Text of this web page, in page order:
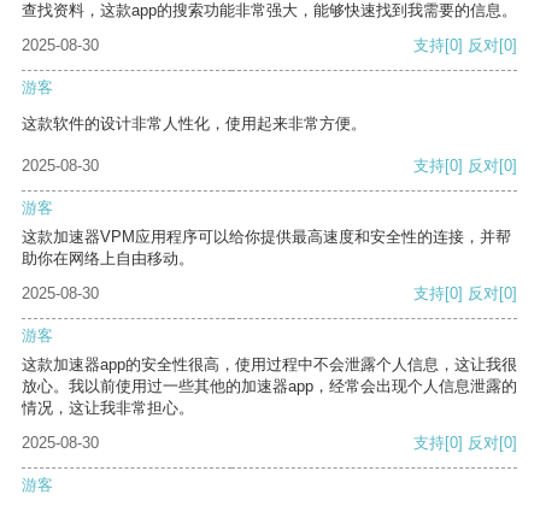
查找资料，这款app的搜索功能非常强大，能够快速找到我需要的信息。
2025-08-30
支持[0] 反对[0]
游客
这款软件的设计非常人性化，使用起来非常方便。
2025-08-30 支持[0] 反对[0]
游客
这款加速器VPM应用程序可以给你提供最高速度和安全性的连接，并帮
助你在网络上自由移动。
2025-08-30
支持[0] 反对[0]
游客
这款加速器app的安全性很高，使用过程中不会泄露个人信息，这让我很
放心。我以前使用过一些其他的加速器app，经常会出现个人信息泄露的
情况，这让我非常担心。
2025-08-30
支持[0] 反对[0]
游客